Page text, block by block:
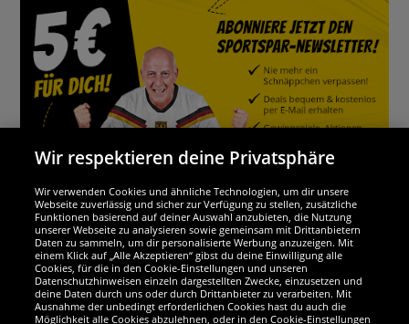
Wir sind ausgezeichnet
Wir respektieren deine Privatsphäre
Wir verwenden Cookies und ähnliche Technologien, um dir unsere
Webseite zuverlässig und sicher zur Verfügung zu stellen, zusätzliche
Funktionen basierend auf deiner Auswahl anzubieten, die Nutzung
unserer Webseite zu analysieren sowie gemeinsam mit Drittanbietern
Daten zu sammeln, um dir personalisierte Werbung anzuzeigen. Mit
einem Klick auf „Alle Akzeptieren“ gibst du deine Einwilligung alle
Cookies, für die in den Cookie-Einstellungen und unseren
Datenschutzhinweisen einzeln dargestellten Zwecke, einzusetzen und
deine Daten durch uns oder durch Drittanbieter zu verarbeiten. Mit
Ausnahme der unbedingt erforderlichen Cookies hast du auch die
Möglichkeit alle Cookies abzulehnen, oder in den Cookie-Einstellungen